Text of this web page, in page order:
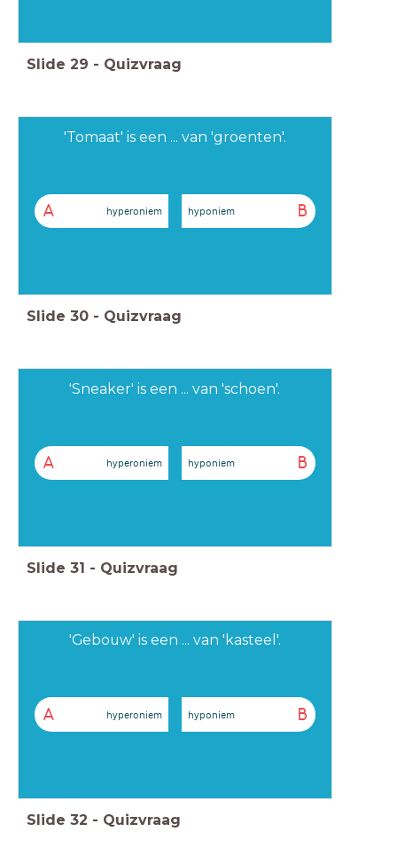
Slide 29 - Quizvraag
'Tomaat' is een ... van 'groenten'.
A hyperoniem B
hyponiem
Slide 30 - Quizvraag
'Sneaker' is een ... van 'schoen'.
A hyperoniem B
hyponiem
Slide 31 - Quizvraag
'Gebouw' is een ... van 'kasteel'.
A hyperoniem B
hyponiem
Slide 32 - Quizvraag